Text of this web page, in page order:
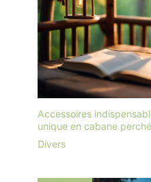
Accessoires
unique en cabane
Divers